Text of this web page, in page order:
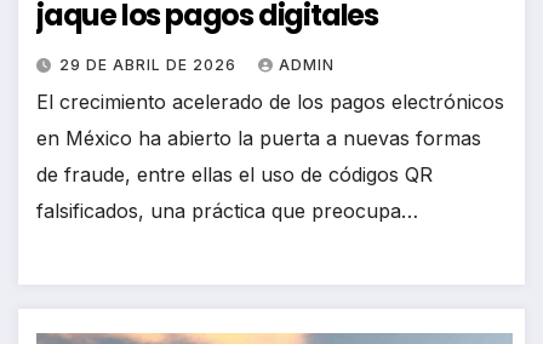
jaque los pagos digitales
29 DE ABRIL DE 2026 ADMIN
El crecimiento acelerado de los pagos electrónicos
en México ha abierto la puerta a nuevas formas
de fraude, entre ellas el uso de códigos QR
falsificados, una práctica que preocupa…